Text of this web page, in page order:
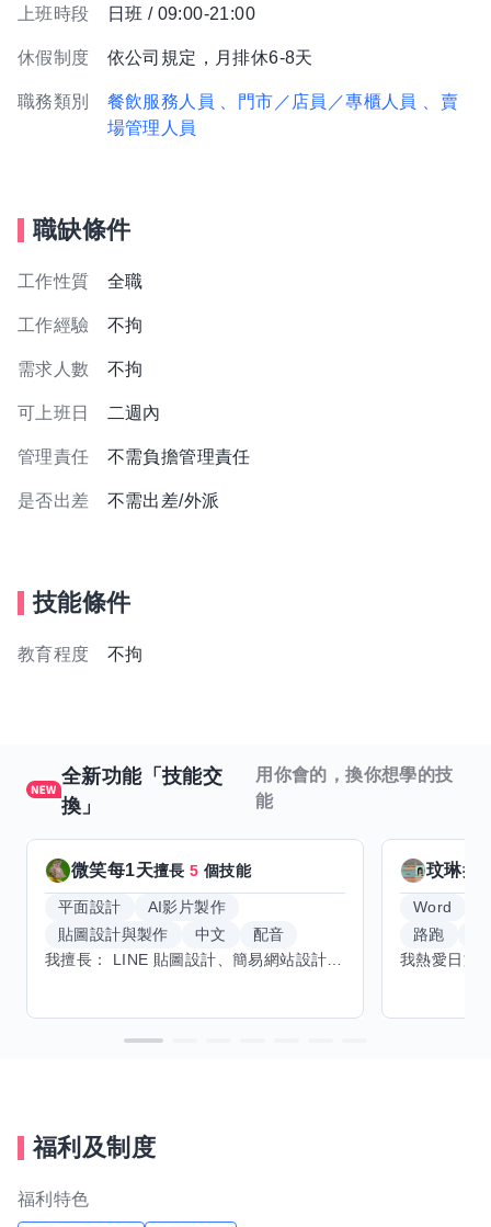
上班時段 日班 / 09:00-21:00
休假制度 依公司規定，月排休6-8天
職務類別 餐飲服務人員 、門市／店員／專櫃人員
、賣
場管理人員
職缺條件
工作性質 全職
工作經驗 不拘
需求人數 不拘
可上班日 二週內
管理責任 不需負擔管理責任
是否出差 不需出差/外派
技能條件
教育程度 不拘
全新功能「技能交
換」
用你會的，換你想學的技
能
微笑每1天擅長5 個技能
平面設計
AI影片製作
貼圖設計與製作
中文
配音
玟琳擅
Word
路跑
福利及制度
福利特色